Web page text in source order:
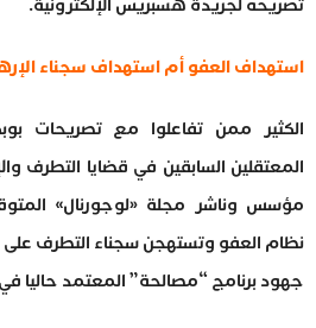
استهداف العفو أم استهداف سجناء
الكثير ممن تفاعلوا مع تصريحات
المعتقلين السابقين في قضايا التطرف
مؤسس وناشر مجلة «لوجورنال»
نظام العفو وتستهجن سجناء التطرف
جهود برنامج “مصالحة” المعتمد حاليا